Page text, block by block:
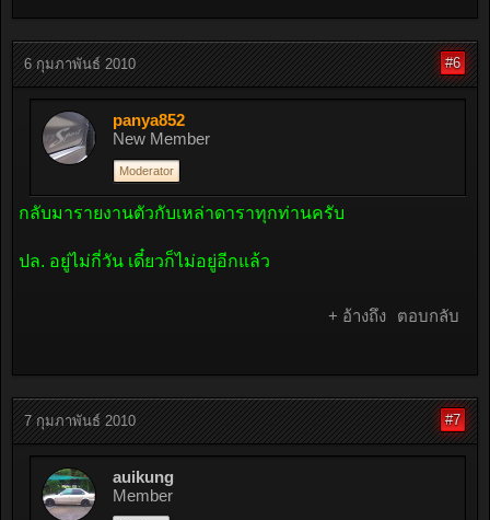
6 กุมภาพันธ์ 2010 #6
panya852
New Member
Moderator
กลับมารายงานตัวกับเหล่าดาราทุกท่านครับ
ปล. อยู่ไม่กี่วัน เดี๋ยวก็ไม่อยู่อีกแล้ว
+ อ้างถึง ตอบกลับ
7 กุมภาพันธ์ 2010 #7
auikung
Member